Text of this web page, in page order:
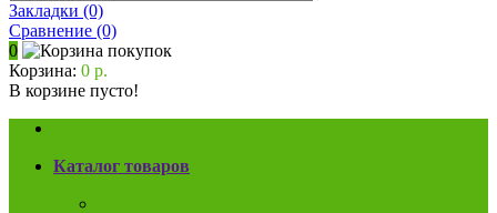
Закладки (0)
Сравнение (0)
0
Корзина: 0 р.
В корзине пусто!
Каталог товаров